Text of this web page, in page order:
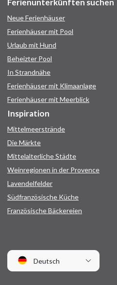
Ferienunterkünften suchen
Neue Ferienhäuser
Ferienhäuser mit Pool
Urlaub mit Hund
Beheizter Pool
In Strandnähe
Ferienhäuser mit Klimaanlage
Ferienhäuser mit Meerblick
Inspiration
Mittelmeerstrände
Die Märkte
Mittelalterliche Städte
Weinregionen in der Provence
Lavendelfelder
Südfranzösische Küche
Französische Bäckereien
Deutsch